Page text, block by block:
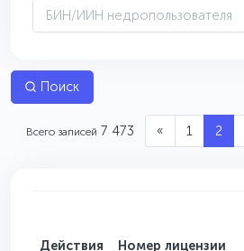
Поиск
Всего записей 7 473 « 1 2
Действия Номер лицензии